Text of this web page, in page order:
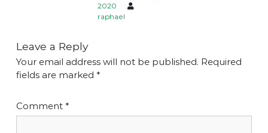
2020
raphael
Leave a Reply
Your email address will not be published. Required
fields are marked *
Comment *